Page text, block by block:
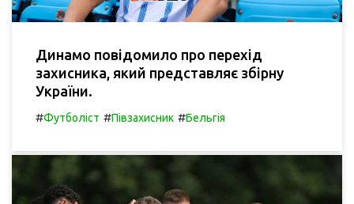
Динамо повідомило про перехід
захисника, який представляє збірну
України.
#Футболіст #Півзахисник #Бельгія